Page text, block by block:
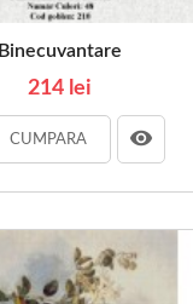
Binecuvantare
214 lei
CUMPARA